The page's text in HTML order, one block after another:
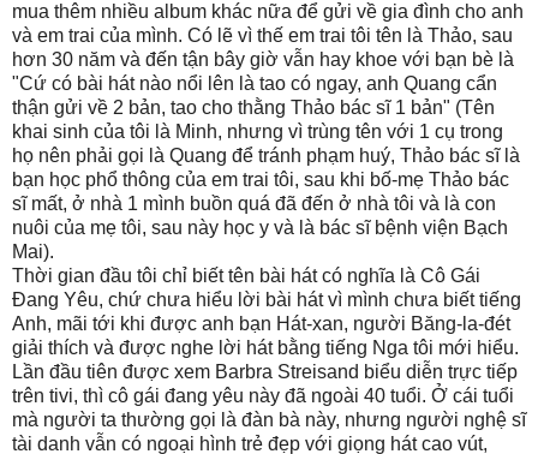
mua thêm nhiều album khác nữa để gửi về gia đình cho anh
và em trai của mình. Có lẽ vì thế em trai tôi tên là Thảo, sau
hơn 30 năm và đến tận bây giờ vẫn hay khoe với bạn bè là
"Cứ có bài hát nào nổi lên là tao có ngay, anh Quang cẩn
thận gửi về 2 bản, tao cho thằng Thảo bác sĩ 1 bản" (Tên
khai sinh của tôi là Minh, nhưng vì trùng tên với 1 cụ trong
họ nên phải gọi là Quang để tránh phạm huý, Thảo bác sĩ là
bạn học phổ thông của em trai tôi, sau khi bố-mẹ Thảo bác
sĩ mất, ở nhà 1 mình buồn quá đã đến ở nhà tôi và là con
nuôi của mẹ tôi, sau này học y và là bác sĩ bệnh viện Bạch
Mai).
Thời gian đầu tôi chỉ biết tên bài hát có nghĩa là Cô Gái
Đang Yêu, chứ chưa hiểu lời bài hát vì mình chưa biết tiếng
Anh, mãi tới khi được anh bạn Hát-xan, người Băng-la-đét
giải thích và được nghe lời hát bằng tiếng Nga tôi mới hiểu.
Lần đầu tiên được xem Barbra Streisand biểu diễn trực tiếp
trên tivi, thì cô gái đang yêu này đã ngoài 40 tuổi. Ở cái tuổi
mà người ta thường gọi là đàn bà này, nhưng người nghệ sĩ
tài danh vẫn có ngoại hình trẻ đẹp với giọng hát cao vút,